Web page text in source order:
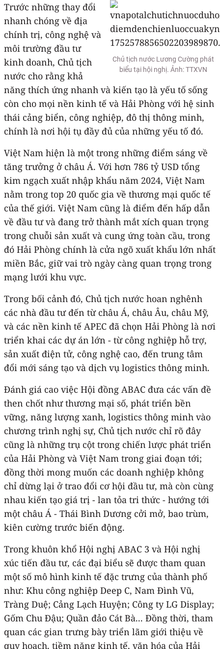
Chủ tịch nước Lương Cường phát
biểu tại hội nghị. Ảnh: TTXVN
Trước những thay đổi
nhanh chóng về địa
chính trị, công nghệ và
môi trường đầu tư
kinh doanh, Chủ tịch
nước cho rằng khả
năng thích ứng nhanh và kiến tạo là yếu tố sống
còn cho mọi nền kinh tế và Hải Phòng với hệ sinh
thái cảng biển, công nghiệp, đô thị thông minh,
chính là nơi hội tụ đầy đủ của những yếu tố đó.
Việt Nam hiện là một trong những điểm sáng về
tăng trưởng ở châu Á. Với hơn 786 tỷ USD tổng
kim ngạch xuất nhập khẩu năm 2024, Việt Nam
nằm trong top 20 quốc gia về thương mại quốc tế
của thế giới. Việt Nam cũng là điểm đến hấp dẫn
về đầu tư và đang trở thành mắt xích quan trọng
trong chuỗi sản xuất và cung ứng toàn cầu, trong
đó Hải Phòng chính là cửa ngõ xuất khẩu lớn nhất
miền Bắc, giữ vai trò ngày càng quan trọng trong
mạng lưới khu vực.
Trong bối cảnh đó, Chủ tịch nước hoan nghênh
các nhà đầu tư đến từ châu Á, châu Âu, châu Mỹ,
và các nền kinh tế APEC đã chọn Hải Phòng là nơi
triển khai các dự án lớn - từ công nghiệp hỗ trợ,
sản xuất điện tử, công nghệ cao, đến trung tâm
đổi mới sáng tạo và dịch vụ logistics thông minh.
Đánh giá cao việc Hội đồng ABAC đưa các vấn đề
then chốt như thương mại số, phát triển bền
vững, năng lượng xanh, logistics thông minh vào
chương trình nghị sự, Chủ tịch nước chỉ rõ đây
cũng là những trụ cột trong chiến lược phát triển
của Hải Phòng và Việt Nam trong giai đoạn tới;
đồng thời mong muốn các doanh nghiệp không
chỉ dừng lại ở trao đổi cơ hội đầu tư, mà còn cùng
nhau kiến tạo giá trị - lan tỏa tri thức - hướng tới
một châu Á - Thái Bình Dương cởi mở, bao trùm,
kiên cường trước biến động.
Trong khuôn khổ Hội nghị ABAC 3 và Hội nghị
xúc tiến đầu tư, các đại biểu sẽ được tham quan
một số mô hình kinh tế đặc trưng của thành phố
như: Khu công nghiệp Deep C, Nam Đình Vũ,
Tràng Duệ; Cảng Lạch Huyện; Công ty LG Display;
Gốm Chu Đậu; Quần đảo Cát Bà... Đồng thời, tham
quan các gian trưng bày triển lãm giới thiệu về
quy hoạch, tiềm năng kinh tế, văn hóa của Hải